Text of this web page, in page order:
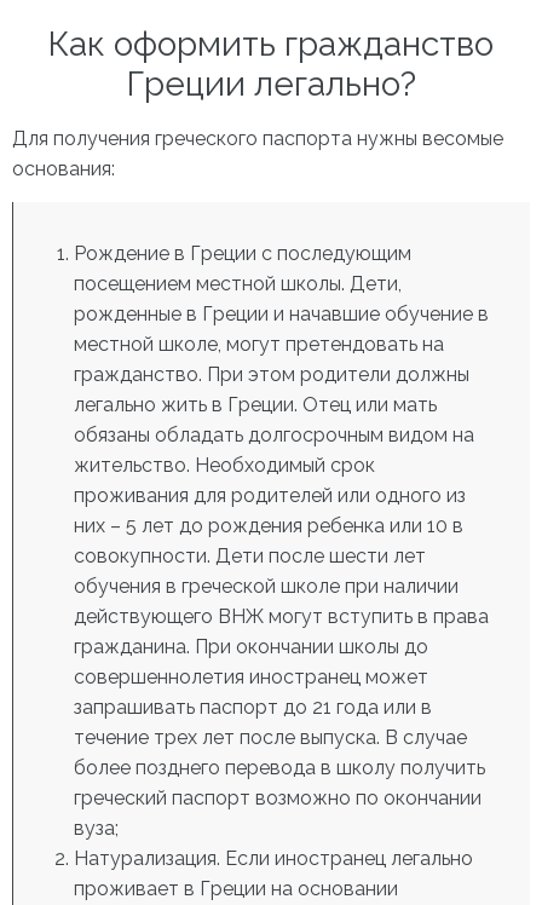
Как оформить гражданство
Греции легально?
Для получения греческого паспорта нужны весомые
основания:
Рождение в Греции с последующим
посещением местной школы. Дети,
рожденные в Греции и начавшие обучение в
местной школе, могут претендовать на
гражданство. При этом родители должны
легально жить в Греции. Отец или мать
обязаны обладать долгосрочным видом на
жительство. Необходимый срок
проживания для родителей или одного из
них – 5 лет до рождения ребенка или 10 в
совокупности. Дети после шести лет
обучения в греческой школе при наличии
действующего ВНЖ могут вступить в права
гражданина. При окончании школы до
совершеннолетия иностранец может
запрашивать паспорт до 21 года или в
течение трех лет после выпуска. В случае
более позднего перевода в школу получить
греческий паспорт возможно по окончании
вуза;
Натурализация. Если иностранец легально
проживает в Греции на основании